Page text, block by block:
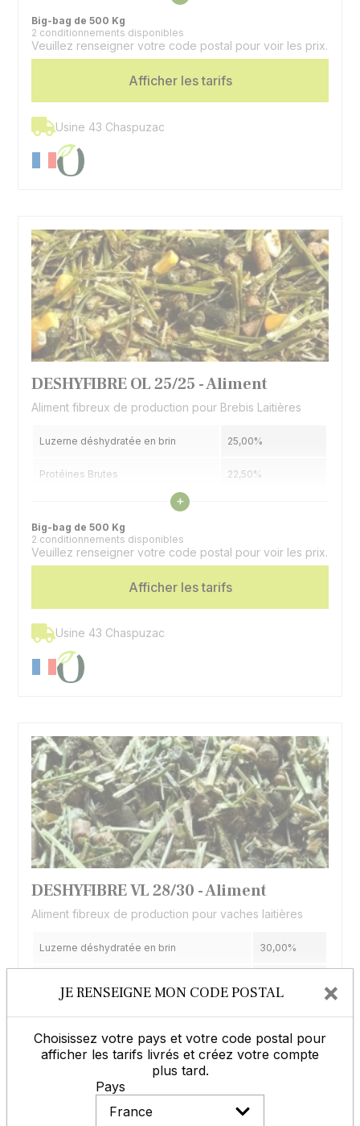
Cellulose Brute 12,72 %
Oligo-éléments et
Espèces
Big-bag de 500 Kg
2 conditionnements disponibles
Veuillez renseigner votre code postal pour voir les prix.
Afficher les tarifs
Usine 43 Chaspuzac
DESHYFIBRE OL 25/25 - Aliment
Aliment fibreux de production pour Brebis Laitières
Luzerne déshydratée en brin 25,00%
Protéines Brutes 22,50%
Cellulose Brute
Voir les caractéristiques
+
Big-bag de 500 Kg
2 conditionnements disponibles
Veuillez renseigner votre code postal pour voir les prix.
Afficher les tarifs
Usine 43 Chaspuzac
DESHYFIBRE VL 28/30 - Aliment
Aliment fibreux de production pour vaches laitières
Luzerne déshydratée en brin 30,00%
Cellulose Brute 15,54%
Vrac
Veuillez renseigner votre code postal pour voir les prix.
Afficher les tarifs
JE RENSEIGNE MON CODE POSTAL ×
Choisissez votre pays et votre code postal pour
afficher les tarifs livrés et créez votre compte
plus tard.
Pays